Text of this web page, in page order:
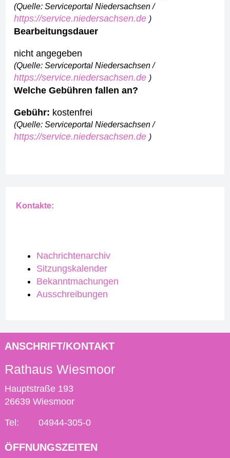
(Quelle: Serviceportal Niedersachsen /
https://service.niedersachsen.de )
Bearbeitungsdauer
nicht angegeben
(Quelle: Serviceportal Niedersachsen /
https://service.niedersachsen.de )
Welche Gebühren fallen an?
Gebühr: kostenfrei
(Quelle: Serviceportal Niedersachsen /
https://service.niedersachsen.de )
Nachrichtenarchiv
Sitzungskalender
Bekanntmachungen
Ausschreibungen
Kontakte:
ANSCHRIFT/KONTAKT
Rathaus Wiesmoor
Hauptstraße 193
26639 Wiesmoor
Tel: 04944-305-0
ÖFFNUNGSZEITEN